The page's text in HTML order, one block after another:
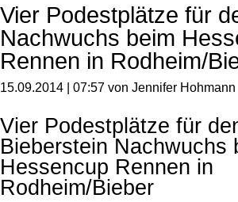
Vier Podestplätze für
Nachwuchs beim
Rennen in Rodheim/
15.09.2014 | 07:57 von Jennifer Hohmann
Vier Podestplätze für
Bieberstein Nachwuchs
Hessencup Rennen in
Rodheim/Bieber